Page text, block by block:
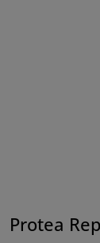
Protea